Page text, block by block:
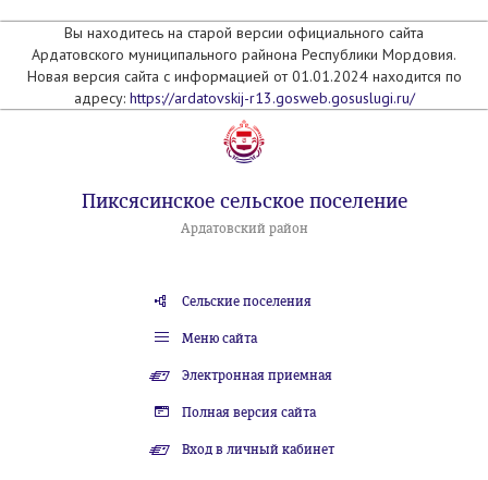
Вы находитесь на старой версии официального сайта
Ардатовского муниципального райнона Республики Мордовия.
Новая версия сайта с информацией от 01.01.2024 находится по
адресу: https://ardatovskij-r13.gosweb.gosuslugi.ru/
Пиксясинское сельское поселение
Ардатовский район
Сельские поселения
Меню сайта
Электронная приемная
Полная версия сайта
Вход в личный кабинет